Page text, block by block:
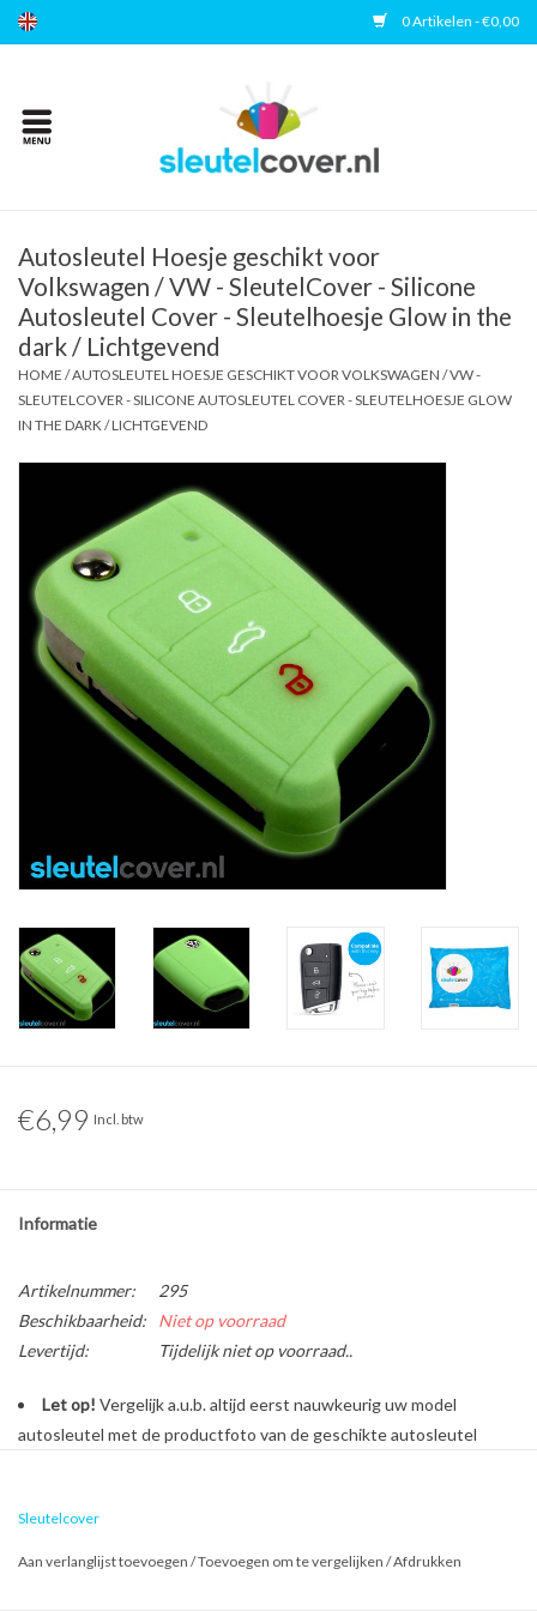
0 Artikelen - €0,00
Home
Accessoires
Veelgestelde vragen
Contact
Autosleutel Hoesje geschikt voor
Volkswagen / VW - SleutelCover - Silicone
Autosleutel Cover - Sleutelhoesje Glow in the
dark / Lichtgevend
HOME /AUTOSLEUTEL HOESJE GESCHIKT VOOR VOLKSWAGEN / VW -
SLEUTELCOVER - SILICONE AUTOSLEUTEL COVER - SLEUTELHOESJE GLOW
IN THE DARK / LICHTGEVEND
€6,99 Incl. btw
Informatie
Artikelnummer:
295
Beschikbaarheid:
Niet op voorraad
Levertijd:
Tijdelijk niet op voorraad..
Let op! Vergelijk a.u.b. altijd eerst nauwkeurig uw model
autosleutel met de productfoto van de geschikte autosleutel
Sleutelcover
Aan verlanglijst toevoegen /Toevoegen om te vergelijken /Afdrukken